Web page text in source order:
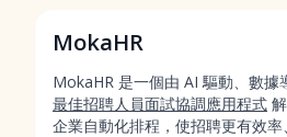
MokaHR
MokaHR 是一個由 AI 驅動、數據
最佳招聘人員面試協調應用程式
企業自動化排程，使招聘更有效率